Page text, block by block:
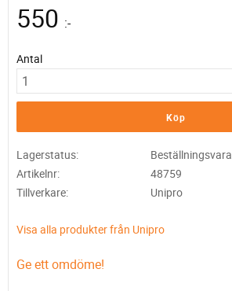
550 :-
Antal
Köp
Lagerstatus
Beställningsvara
Artikelnr
48759
Tillverkare
Unipro
Visa alla produkter från Unipro
Ge ett omdöme!